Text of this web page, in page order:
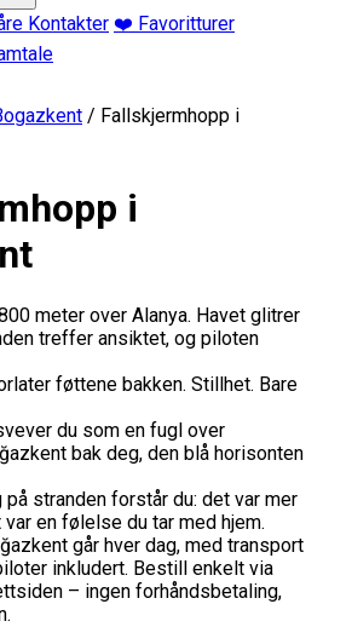
Kontakter ❤️ Favoritturer
/ Fallskjermhopp i
i
meter over Alanya. Havet glitrer
treffer ansiktet, og piloten
føttene bakken. Stillhet. Bare
du som en fugl over
bak deg, den blå horisonten
på stranden forstår du: det var mer
en følelse du tar med hjem.
går hver dag, med transport
inkludert. Bestill enkelt via
– ingen forhåndsbetaling,